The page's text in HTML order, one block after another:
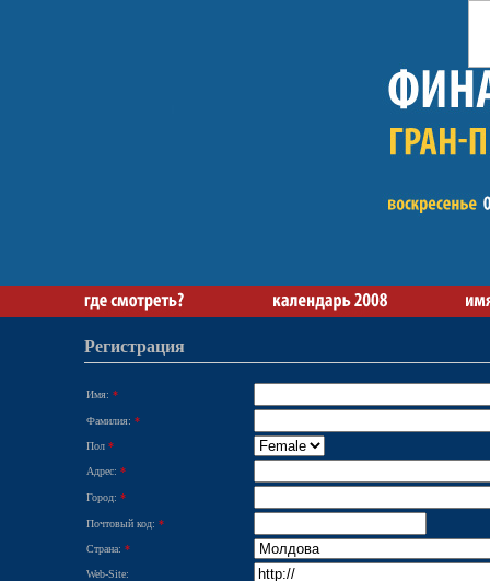
Регистрация
Имя: *
Фамилия: *
Пол *
Адрес: *
Город: *
Почтовый код: *
Страна: *
Web-Site: